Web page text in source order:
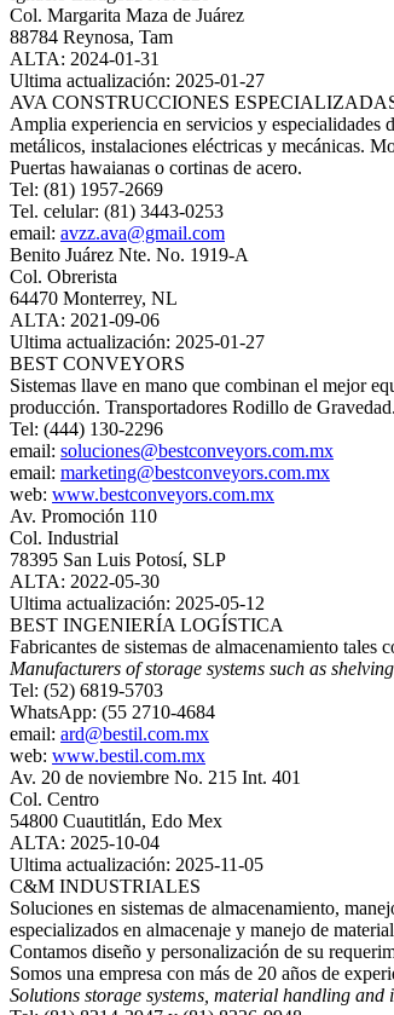
Col. Margarita Maza de Juárez
88784 Reynosa, Tam
ALTA: 2024-01-31
Ultima actualización: 2025-01-27
AVA CONSTRUCCIONES
Amplia experiencia en servicios y especialidades
metálicos, instalaciones eléctricas y mecánicas.
Puertas hawaianas o cortinas de acero.
Tel: (81) 1957-2669
Tel. celular: (81) 3443-0253
email: avzz.ava@gmail.com
Benito Juárez Nte. No. 1919‐A
Col. Obrerista
64470 Monterrey, NL
ALTA: 2021-09-06
Ultima actualización: 2025-01-27
BEST CONVEYORS
Sistemas llave en mano que combinan el mejor
producción. Transportadores Rodillo de
Tel: (444) 130-2296
email: soluciones@bestconveyors.com.mx
email: marketing@bestconveyors.com.mx
web: www.bestconveyors.com.mx
Av. Promoción 110
Col. Industrial
78395 San Luis Potosí, SLP
ALTA: 2022-05-30
Ultima actualización: 2025-05-12
BEST INGENIERÍA LOGÍSTICA
Fabricantes de sistemas de almacenamiento
Manufacturers of storage systems such as
Tel: (52) 6819-5703
WhatsApp: (55 2710-4684
email: ard@bestil.com.mx
web: www.bestil.com.mx
Av. 20 de noviembre No. 215 Int. 401
Col. Centro
54800 Cuautitlán, Edo Mex
ALTA: 2025-10-04
Ultima actualización: 2025-11-05
C&M INDUSTRIALES
Soluciones en sistemas de almacenamiento,
especializados en almacenaje y manejo de
Contamos diseño y personalización de su
Somos una empresa con más de 20 años de
Solutions storage systems, material handling